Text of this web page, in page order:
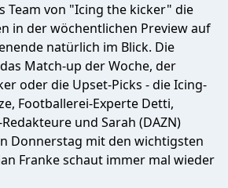
Team von "Icing the kicker" die
in der wöchentlichen Preview auf
natürlich im Blick. Die
Match-up der Woche, der
oder die Upset-Picks - die Icing-
Footballerei-Experte Detti,
und Sarah (DAZN)
Donnerstag mit den wichtigsten
Franke schaut immer mal wieder